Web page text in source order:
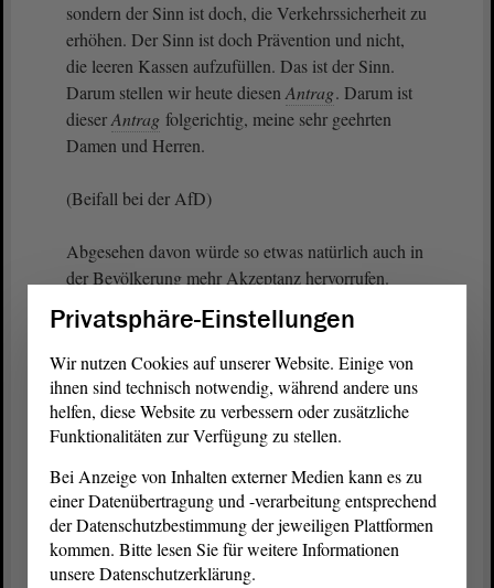
sondern der Sinn ist doch, die Verkehrssicherheit zu
erhöhen. Der Sinn ist doch Prävention und nicht,
die leeren Kassen aufzufüllen. Das ist der Sinn.
Darum stellen wir heute diesen Antrag. Darum ist
dieserAntrag folgerichtig, meine sehr geehrten
Damen und Herren.
(Beifall bei der AfD)
Abgesehen davon würde so etwas natürlich auch in
der Bevölkerung mehr Akzeptanz hervorrufen.
ist eine Gefahrenstelle und diese Gefahrenstelle
muss gesichert werden. Das heißt, ich muss die
Geschwindigkeit verringern.
Aber wie sieht es denn in der Realität aus? Wo
wir doch alle selbst schon erlebt. Ich selbst wurde
schon geblitzt - ich habe es, denke ich, schon
einmal erzählt - nachts um halb zehn, als ich von
einer Landtagssitzung gekommen bin. Das war am
Privatsphäre-Einstellungen
Wir nutzen Cookies auf unserer Website. Einige von
ihnen sind technisch notwendig, während andere uns
helfen, diese Website zu verbessern oder zusätzliche
Funktionalitäten zur Verfügung zu stellen.
Bei Anzeige von Inhalten externer Medien kann es zu
einer Datenübertragung und -verarbeitung entsprechend
der Datenschutzbestimmung der jeweiligen Plattformen
kommen. Bitte lesen Sie für weitere Informationen
unsere Datenschutzerklärung.